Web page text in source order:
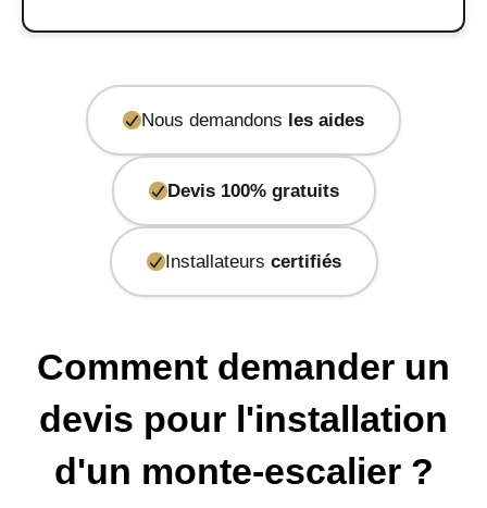
Nous demandons les aides
Devis 100% gratuits
Installateurs certifiés
Comment demander un
devis pour l'installation
d'un monte-escalier ?